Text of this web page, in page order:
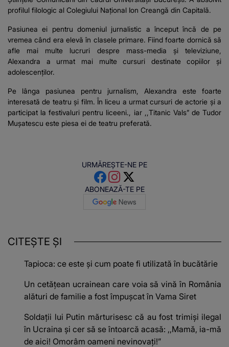
profilul filologic al Colegiului Național Ion Creangă din Capitală.
Pasiunea ei pentru domeniul jurnalistic a început încă de pe
vremea când era elevă în clasele primare. Fiind foarte dornică să
afle mai multe lucruri despre mass-media și televiziune,
Alexandra a urmat mai multe cursuri destinate copiilor și
adolescenților.
Pe lânga pasiunea pentru jurnalism, Alexandra este foarte
interesată de teatru și film. În liceu a urmat cursuri de actorie și a
participat la festivaluri pentru liceeni., iar ,,Titanic Vals” de Tudor
Mușatescu este piesa ei de teatru preferată.
URMĂREȘTE-NE PE
ABONEAZĂ-TE PE
CITEȘTE ȘI
Tapioca: ce este și cum poate fi utilizată în bucătărie
Un cetățean ucrainean care voia să vină în România
alături de familie a fost împușcat în Vama Siret
Soldații lui Putin mărturisesc că au fost trimiși ilegal
în Ucraina și cer să se întoarcă acasă: ,,Mamă, ia-mă
de aici! Omorâm oameni nevinovați!”